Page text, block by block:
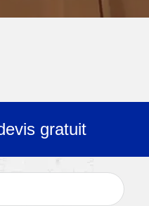
gratuit